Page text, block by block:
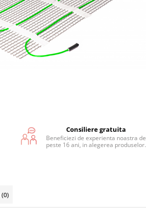
Consiliere gratuita
Beneficiezi de experienta noastra de
peste 16 ani, in alegerea produselor.
(0)